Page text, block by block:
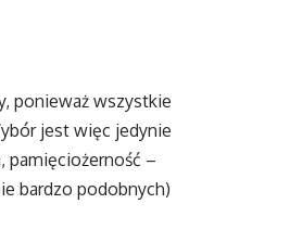
ponieważ wszystkie
jest więc jedynie
pamięciożerność –
bardzo podobnych)